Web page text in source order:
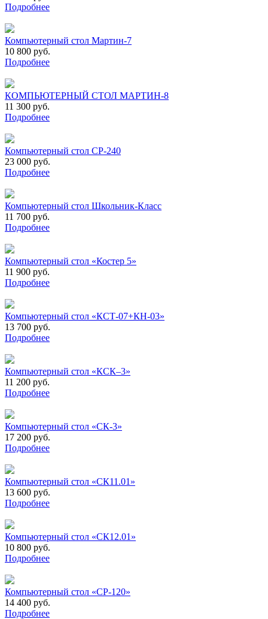
Подробнее
Компьютерный стол Мартин-7
10 800 руб.
Подробнее
КОМПЬЮТЕРНЫЙ СТОЛ МАРТИН-8
11 300 руб.
Подробнее
Компьютерный стол СР-240
23 000 руб.
Подробнее
Компьютерный стол Школьник-Класс
11 700 руб.
Подробнее
Компьютерный стол «Костер 5»
11 900 руб.
Подробнее
Компьютерный стол «КСТ-07+КН-03»
13 700 руб.
Подробнее
Компьютерный стол «КСК–3»
11 200 руб.
Подробнее
Компьютерный стол «СК-3»
17 200 руб.
Подробнее
Компьютерный стол «СК11.01»
13 600 руб.
Подробнее
Компьютерный стол «СК12.01»
10 800 руб.
Подробнее
Компьютерный стол «СР-120»
14 400 руб.
Подробнее